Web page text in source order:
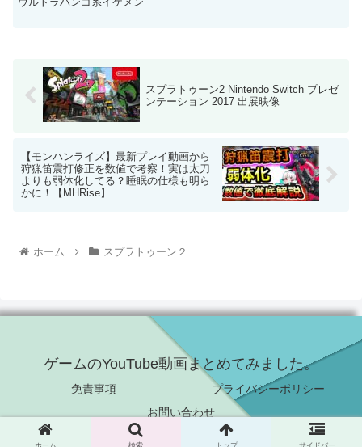
スプラトゥーン2 Nintendo Switch プレゼ
ンテーション 2017 出展映像
【モンハンライズ】最新プレイ動画から
狩猟笛震打修正を数値で考察！実は太刀
よりも弱体化してる？睡眠の仕様も明ら
かに！【MHRise】
ホーム スプラトゥーン２
ゲームのYouTube動画まとめてみました。
免責事項
プライバシーポリシー
お問い合わせ
© 2021 ゲームのYouTube動画まとめてみました。.
ホーム 検索 トップ サイドバー